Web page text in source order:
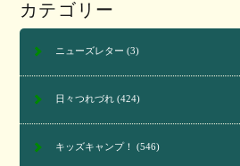
カテゴリー
ニューズレター (3)
日々つれづれ(424)
キッズキャンプ！ (546)